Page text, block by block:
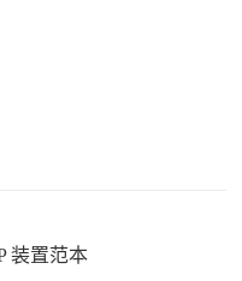
装置范本